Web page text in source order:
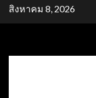
Skipสิงหาคม 8, 2026